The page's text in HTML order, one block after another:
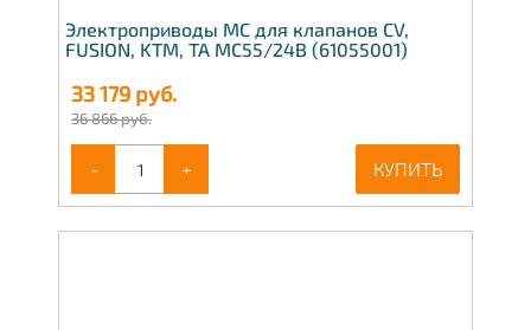
Электроприводы МС для клапанов CV,
FUSION, KTM, TA МС55/24В (61055001)
33 179 руб.
36 866 руб.
- + КУПИТЬ